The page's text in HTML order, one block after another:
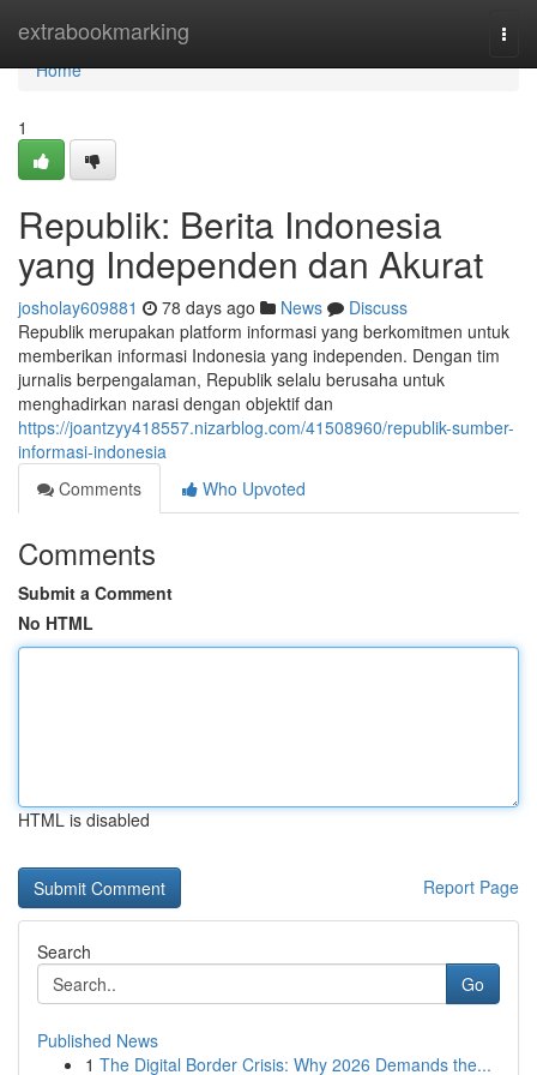
extrabookmarking
Home
Home
1
Republik: Berita Indonesia
yang Independen dan Akurat
josholay609881 78 days ago News
Discuss
Republik merupakan platform informasi yang berkomitmen untuk
memberikan informasi Indonesia yang independen. Dengan tim
jurnalis berpengalaman, Republik selalu berusaha untuk
menghadirkan narasi dengan objektif dan
https://joantzyy418557.nizarblog.com/41508960/republik-sumber-
informasi-indonesia
Comments
Who Upvoted
Comments
Submit a Comment
No HTML
HTML is disabled
Report Page
Search
Go
Published News
1 The Digital Border Crisis: Why 2026 Demands the...